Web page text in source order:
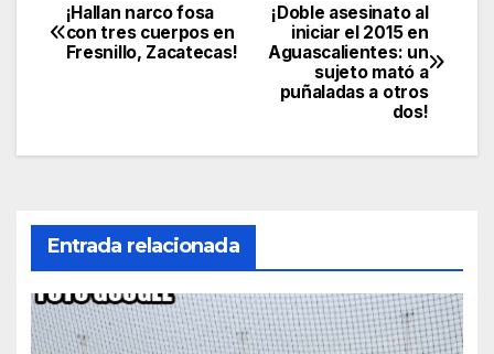
Navegación
de
¡Doble asesinato al
iniciar el 2015 en
Aguascalientes: un
sujeto mató a
puñaladas a otros
dos!
¡Hallan narco fosa
con tres cuerpos en
Fresnillo, Zacatecas!
Entrada relacionada